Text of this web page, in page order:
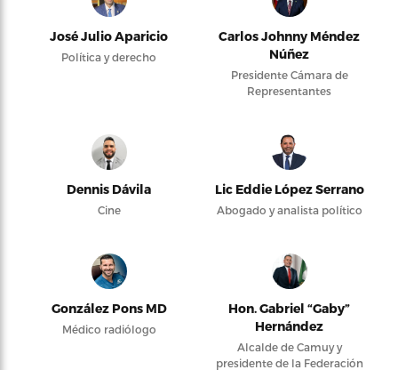
José Julio Aparicio
Política y derecho
Carlos Johnny Méndez
Núñez
Presidente Cámara de
Representantes
Dennis Dávila
Cine
Lic Eddie López Serrano
Abogado y analista político
González Pons MD
Médico radiólogo
Hon. Gabriel “Gaby”
Hernández
Alcalde de Camuy y
presidente de la Federación